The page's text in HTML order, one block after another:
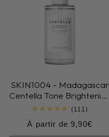
SKIN1004 - Madagascar
Centella Tone Brightening
Capsule Ampoule
(111)111
des
Prix
À partir de 9,90€